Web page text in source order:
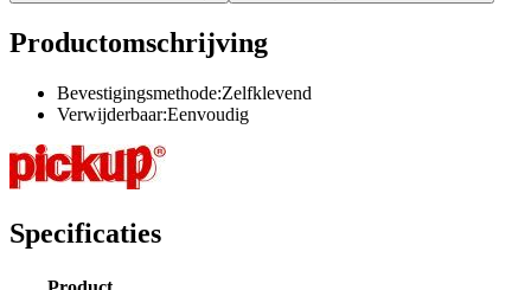
Productomschrijving
Bevestigingsmethode:Zelfklevend
Verwijderbaar:Eenvoudig
Specificaties